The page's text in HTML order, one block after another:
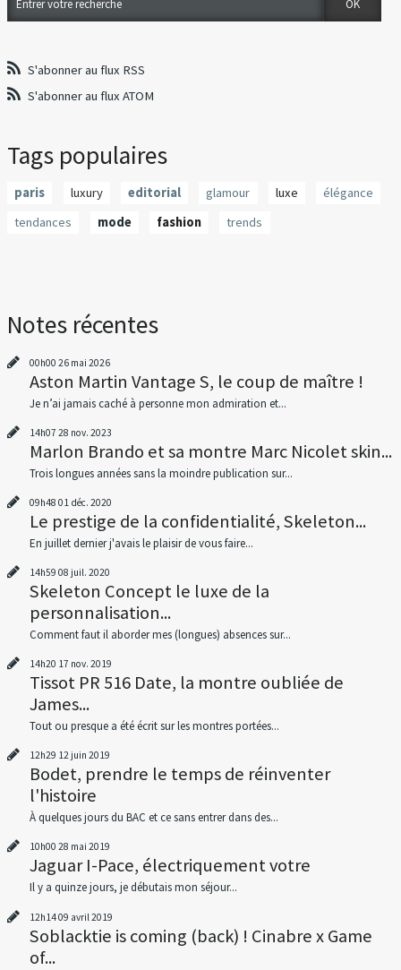
S'abonner au flux RSS
S'abonner au flux ATOM
Tags populaires
paris luxury editorial glamour luxe
élégance
tendances
mode fashion trends
Notes récentes
00h00 26 mai 2026
Aston Martin Vantage S, le coup de maître !
Je n’ai jamais caché à personne mon admiration et...
14h07 28 nov. 2023
Marlon Brando et sa montre Marc Nicolet skin...
Trois longues années sans la moindre publication sur...
09h48 01 déc. 2020
Le prestige de la confidentialité, Skeleton...
En juillet dernier j'avais le plaisir de vous faire...
14h59 08 juil. 2020
Skeleton Concept le luxe de la
personnalisation...
Comment faut il aborder mes (longues) absences sur...
14h20 17 nov. 2019
Tissot PR 516 Date, la montre oubliée de
James...
Tout ou presque a été écrit sur les montres portées...
12h29 12 juin 2019
Bodet, prendre le temps de réinventer
l'histoire
À quelques jours du BAC et ce sans entrer dans des...
10h00 28 mai 2019
Jaguar I-Pace, électriquement votre
Il y a quinze jours, je débutais mon séjour...
12h1409 avril 2019
Soblacktie is coming (back) ! Cinabre x Game
of...